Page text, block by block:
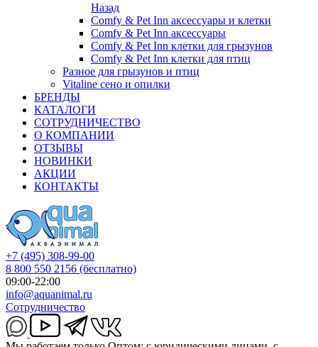
Назад
Comfy & Pet Inn аксессуары и клетки
Comfy & Pet Inn аксессуары
Comfy & Pet Inn клетки для грызунов
Comfy & Pet Inn клетки для птиц
Разное для грызунов и птиц
Vitaline сено и опилки
БРЕНДЫ
КАТАЛОГИ
СОТРУДНИЧЕСТВО
О КОМПАНИИ
ОТЗЫВЫ
НОВИНКИ
АКЦИИ
КОНТАКТЫ
+7 (495) 308-99-00
8 800 550 2156 (бесплатно)
09:00-22:00
info@aquanimal.ru
Сотрудничество